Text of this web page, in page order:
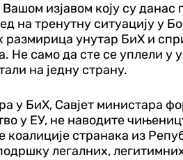
изјавом коју су данас
на тренутну ситуацију у
унутар БиХ и
само да сте се уплели у
на једну страну.
у БиХ, Савјет
у ЕУ, не наводите
странака из
легалних,